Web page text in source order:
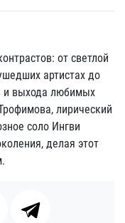
от светлой
артистах до
и выхода любимых
лирический
соло Ингви
делая этот